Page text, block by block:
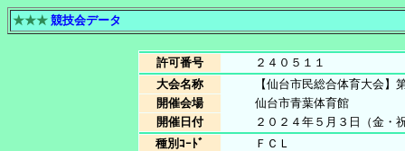
★★★ 競技会データ
許可番号
２４０５１１
大会名称
【仙台市民総合体育大会
開催会場
仙台市青葉体育館
開催日付
２０２４年５月３日（金・
種別ｺｰﾄﾞ
ＦＣＬ